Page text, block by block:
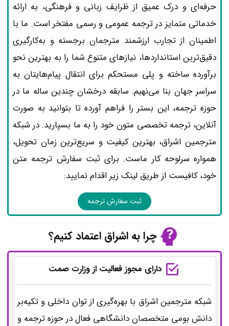
حرفه‌ای و درک عمیق از ظرایف زبانی و فرهنگی، به ارائه
خدماتی متمایز در ترجمه عمومی و رسمی مفتخر است. ما با
اطمینان از تجارب ارزشمند مترجمان برجسته و به‌کارگیری
دقیق‌ترین استانداردها، نیازهای متنوع شما را به بهترین نحو
برآورده ساخته و پلی مستحکم برای انتقال پیام‌هایتان به
سراسر جهان بنا می‌نهیم. سابقه درخشان چندین ساله ما در
حوزه ترجمه، این بستر را فراهم آورده تا بتوانید به صورت
آنلاین، ترجمه تخصصی متون خود را به ما بسپارید. در شبکه
مترجمین اشراق، بهترین کیفیت و سریع‌ترین زمان تحویل،
همواره سرلوحه کار ماست. برای ثبت سفارش ترجمه متن
خود، کافیست از طریق لینک زیر اقدام نمایید:
ثبت سفارش ترجمه
چرا به اشراق اعتماد کنیم؟
دارای مجوز فعالیت از وزارت صمت
شبکه مترجمین اشراق با بهره‌گیری از توان داخلی و تکیه‌بر
دانش بومی متخصصان دانشگاهی فعال در حوزه ترجمه و